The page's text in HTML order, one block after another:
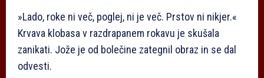
»Lado, roke ni več, poglej, ni je več. Prstov ni nikjer.«
Krvava klobasa v razdrapanem rokavu je skušala
zanikati. Jože je od bolečine zategnil obraz in se dal
odvesti.